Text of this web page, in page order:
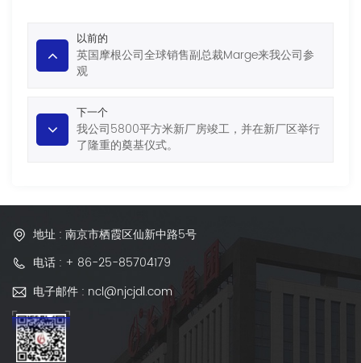
以前的
英国摩根公司全球销售副总裁Marge来我公司参
观
下一个
我公司5800平方米新厂房竣工，并在新厂区举行
了隆重的奠基仪式。
地址 : 南京市栖霞区仙新中路5号
电话 : + 86-25-85704179
电子邮件 : ncl@njcjdl.com